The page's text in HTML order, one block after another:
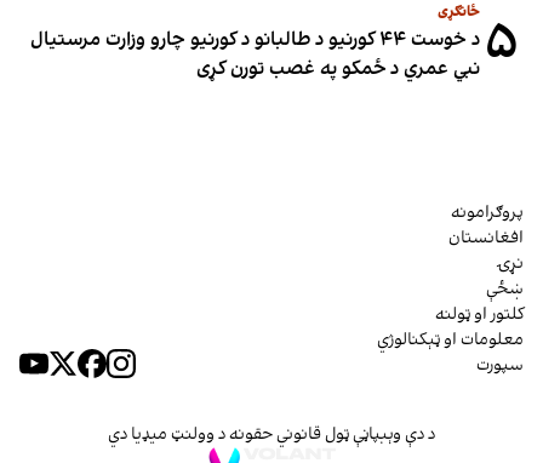
۵ ځانګړی
د خوست ۴۴ کورنیو د طالبانو د کورنیو چارو وزارت مرستیال
نبي عمري د ځمکو په غصب تورن کړی
پروګرامونه
افغانستان
نړۍ
ښځې
کلتور او ټولنه
معلومات او ټېکنالوژي
سپورت
د دې وېبپاڼې ټول قانوني حقونه د وولنټ میډیا دي